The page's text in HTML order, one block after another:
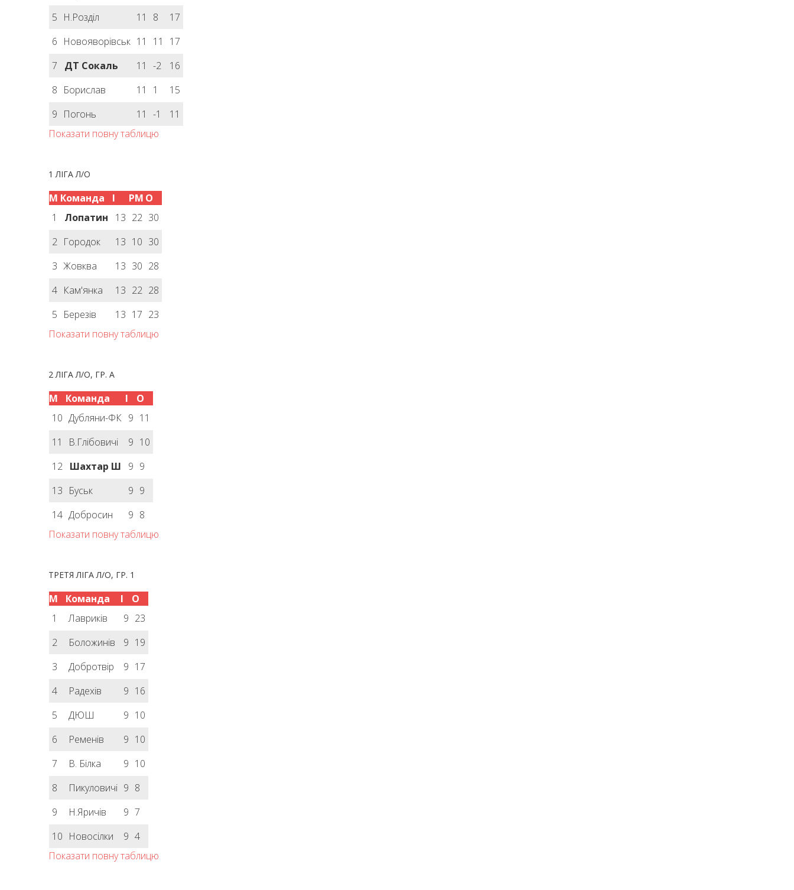
5 Н.Розділ 11 8
17
6 Новояворівськ 11 11
17
7
ДТ Сокаль 11 -2
16
8 Борислав 11 1
15
9 Погонь 11 -1
11
Показати повну таблицю
1 ЛІГА Л/О
М Команда І РМ О
1
Лопатин 13 22 30
2 Городок 13 10 30
3 Жовква 13 30 28
4 Кам'янка 13 22 28
5 Березів 13 17 23
Показати повну таблицю
2 ЛІГА Л/О, ГР. А
М Команда І
О
10 Дубляни-ФК 9 11
11
В.Глібовичі 9 10
12 Шахтар Ш 9 9
13 Буськ 9 9
14 Добросин 9 8
Показати повну таблицю
ТРЕТЯ ЛІГА Л/О, ГР. 1
М Команда І
О
1
Лавриків 9 23
2
Боложинів 9 19
3
Добротвір 9 17
4
Радехів 9 16
5
ДЮШ 9 10
6
Ременів 9 10
7
В. Білка 9 10
8
Пикуловичі 9 8
9
Н.Яричів 9 7
10 Новосілки 9 4
Показати повну таблицю